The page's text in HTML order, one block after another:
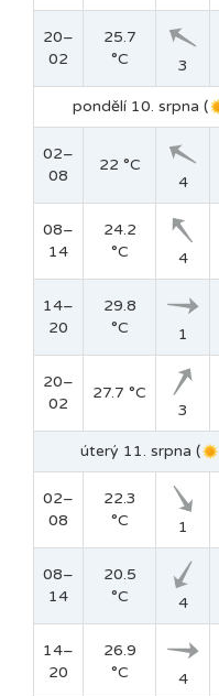
20–
02
25.7
°C
3
pondělí 10. srpna (
02–
08
22 °C
4
08–
14
24.2
°C
4
14–
20
29.8
°C
1
20–
02
27.7 °C
3
úterý 11. srpna (
02–
08
22.3
°C
1
08–
14
20.5
°C
4
14–
20
26.9
°C
4